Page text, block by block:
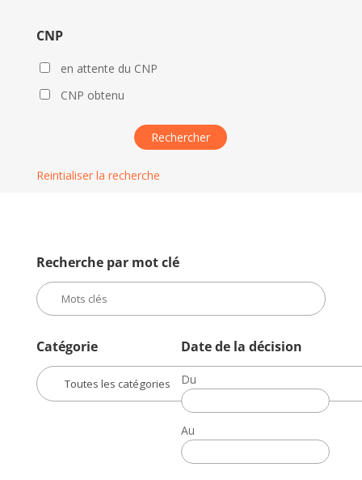
CNP
en attente du CNP
CNP obtenu
Reintialiser la recherche
Recherche par mot clé
Catégorie Date de la décision
Du
Date
de
la
décision
Au
Date
de